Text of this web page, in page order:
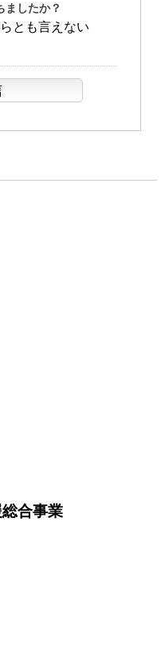
合事業
ましたか？
とも言えない